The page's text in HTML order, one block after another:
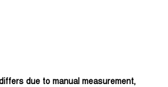
due to manual measurement,